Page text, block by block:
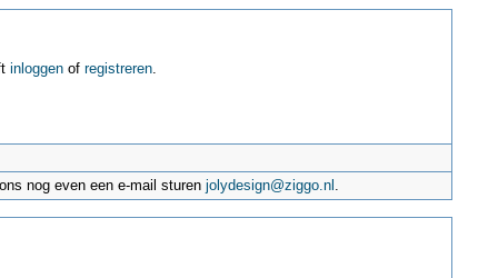
inloggenof registreren.
nog even een e-mail sturenjolydesign@ziggo.nl .